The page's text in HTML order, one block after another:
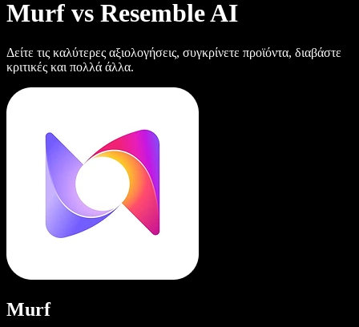
Murf vs Resemble AI
Δείτε τις καλύτερες αξιολογήσεις, συγκρίνετε προϊόντα, διαβάστε
κριτικές και πολλά άλλα.
Murf